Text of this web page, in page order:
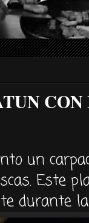
un
Este
durante